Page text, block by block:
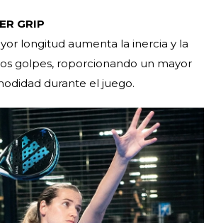
GRIP
longitud aumenta la inercia y la
golpes, roporcionando un mayor
durante el juego.